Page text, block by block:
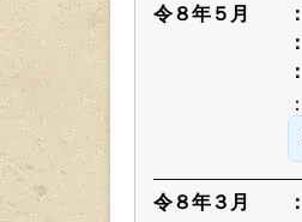
令８年５月
令８年３月